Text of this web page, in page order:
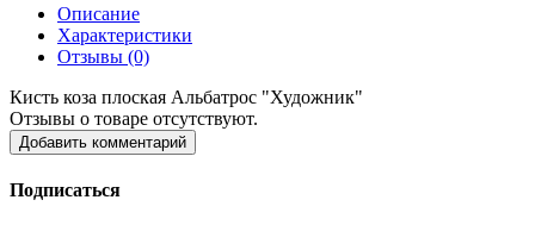
Описание
Характеристики
Отзывы (0)
Кисть коза плоская Альбатрос "Художник"
Отзывы о товаре отсутствуют.
Добавить комментарий
Подписаться